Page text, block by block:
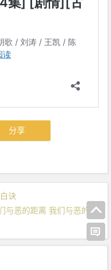
榜
风
分享
诀
与恶的距离 我们与恶的距